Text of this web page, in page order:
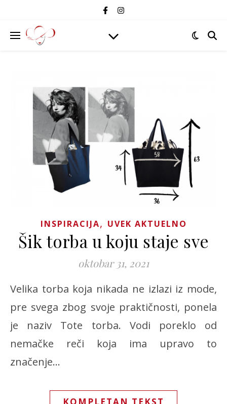
INSPIRACIJA, UVEK AKTUELNO
Šik torba u koju staje sve
oktobar 31, 2021
Velika torba koja nikada ne izlazi iz mode,
pre svega zbog svoje praktičnosti, ponela
je naziv Tote torba. Vodi poreklo od
nemačke reči koja ima upravo to
značenje…